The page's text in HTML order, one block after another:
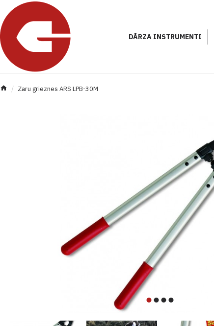
DĀRZA INSTRUMENTI
Zaru grieznes ARS LPB-30M